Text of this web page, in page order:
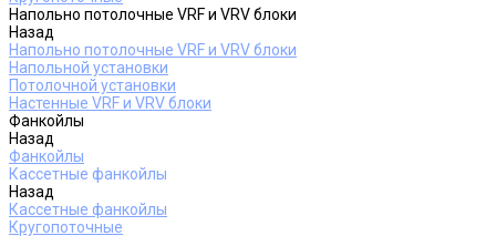
Напольно потолочные VRF и VRV блоки
Назад
Напольно потолочные VRF и VRV блоки
Напольной установки
Потолочной установки
Настенные VRF и VRV блоки
Фанкойлы
Назад
Фанкойлы
Кассетные фанкойлы
Назад
Кассетные фанкойлы
Кругопоточные